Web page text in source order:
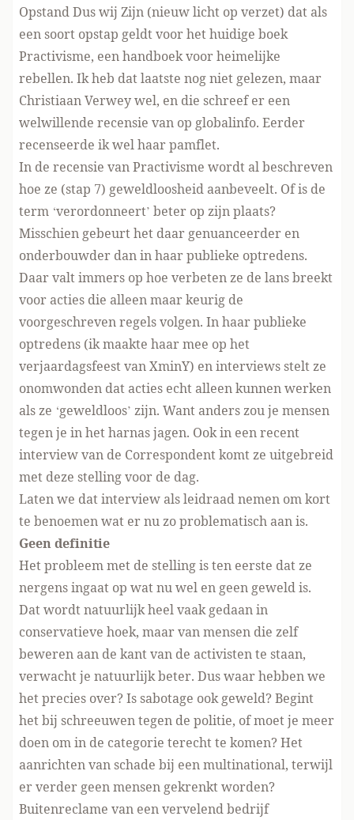
Opstand Dus wij Zijn (nieuw licht op verzet) dat als
een soort opstap geldt voor het huidige boek
Practivisme, een handboek voor heimelijke
rebellen. Ik heb dat laatste nog niet gelezen, maar
Christiaan Verwey wel, en die schreef er een
welwillende recensie van op globalinfo. Eerder
recenseerde ikwel haar pamflet.
In de recensie van Practivisme wordt al beschreven
hoe ze (stap 7) geweldloosheid aanbeveelt. Of is de
term ‘verordonneert’ beter op zijn plaats?
Misschien gebeurt het daar genuanceerder en
onderbouwder dan in haar publieke optredens.
Daar valt immers op hoe verbeten ze de lans breekt
voor acties die alleen maar keurig de
voorgeschreven regels volgen. In haar publieke
optredens (ik maakte haar mee op het
verjaardagsfeest van XminY) en interviews stelt ze
onomwonden dat acties echt alleen kunnen werken
als ze ‘geweldloos’ zijn. Want anders zou je mensen
tegen je in het harnas jagen. Ook in een recent
interview van de Correspondentkomt ze uitgebreid
met deze stelling voor de dag.
Laten we dat interview als leidraad nemen om kort
te benoemen wat er nu zo problematisch aan is.
Geen definitie
Het probleem met de stelling is ten eerste dat ze
nergens ingaat op wat nu wel en geen geweld is.
Dat wordt natuurlijk heel vaak gedaan in
conservatieve hoek, maar van mensen die zelf
beweren aan de kant van de activisten te staan,
verwacht je natuurlijk beter. Dus waar hebben we
het precies over? Is sabotage ook geweld? Begint
het bij schreeuwen tegen de politie, of moet je meer
doen om in de categorie terecht te komen? Het
aanrichten van schade bij een multinational, terwijl
er verder geen mensen gekrenkt worden?
Buitenreclame van een vervelend bedrijf